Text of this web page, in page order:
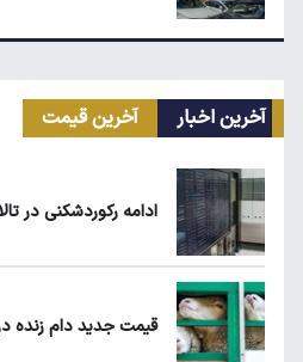
ریزش قیمت خودرو
آخرین اخبار آخرین قیمت
ادامه رکوردشکنی در
قیمت جدید دام زنده در